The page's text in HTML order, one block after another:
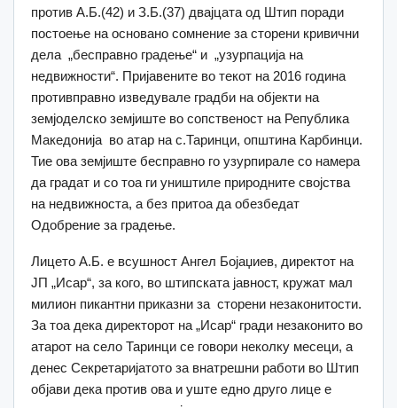
против А.Б.(42) и З.Б.(37) двајцата од Штип поради
постоење на основано сомнение за сторени кривични
дела „бесправно градење“ и „узурпација на
недвижности“. Пријавените во текот на 2016 година
противправно изведувале градби на објекти на
земјоделско земјиште во сопственост на Република
Македонија во атар на с.Таринци, општина Карбинци.
Тие ова земјиште бесправно го узурпирале со намера
да градат и со тоа ги уништиле природните својства
на недвижноста, а без притоа да обезбедат
Одобрение за градење.
Лицето А.Б. е всушност Ангел Бојаџиев, директот на
ЈП „Исар“, за кого, во штипската јавност, кружат мал
милион пикантни приказни за сторени незаконитости.
За тоа дека директорот на „Исар“ гради незаконито во
атарот на село Таринци се говори неколку месеци, а
денес Секретаријатото за внатрешни работи во Штип
објави дека против ова и уште едно друго лице е